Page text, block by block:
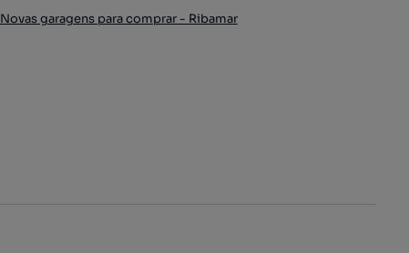
Novas garagens para comprar - Ribamar